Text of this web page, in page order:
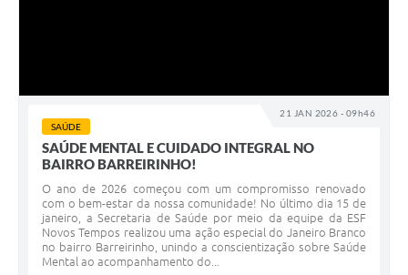
21 JAN 2026 - 09h46
SAÚDE
SAÚDE MENTAL E CUIDADO INTEGRAL NO
BAIRRO BARREIRINHO!
O ano de 2026 começou com um compromisso renovado
com o bem-estar da nossa comunidade! No último dia 15 de
janeiro, a Secretaria de Saúde por meio da equipe da ESF
Novos Tempos realizou uma ação especial do Janeiro Branco
no bairro Barreirinho, unindo a conscientização sobre Saúde
Mental ao acompanhamento do...